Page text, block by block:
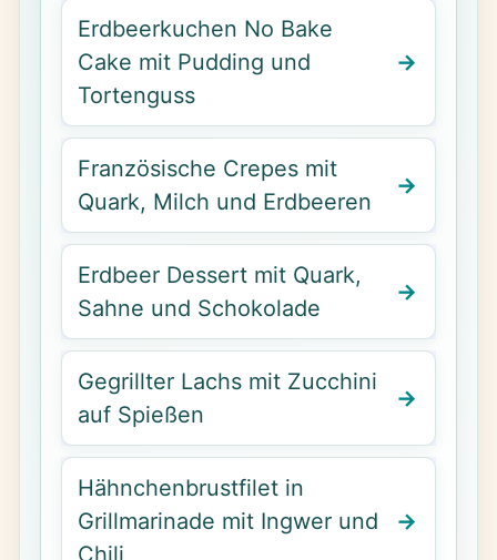
Erdbeerkuchen No Bake
Cake mit Pudding und
Tortenguss
Französische Crepes mit
Quark, Milch und Erdbeeren
Erdbeer Dessert mit Quark,
Sahne und Schokolade
Gegrillter Lachs mit Zucchini
auf Spießen
Hähnchenbrustfilet in
Grillmarinade mit Ingwer und